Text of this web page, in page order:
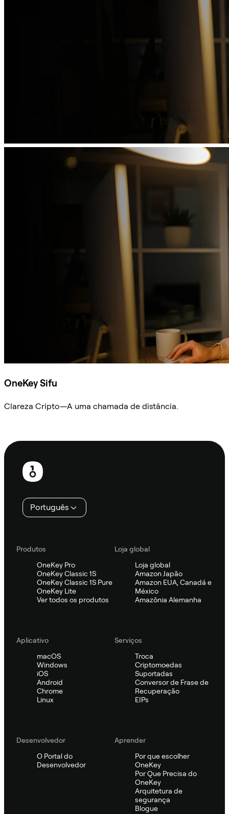
OneKey Sifu
Clareza Cripto—A uma chamada de distância.
Rodapé
Português
Produtos
OneKey Pro
OneKey Classic 1S
OneKey Classic 1S Pure
OneKey Lite
Ver todos os produtos
Loja global
Loja global
Amazon Japão
Amazon EUA, Canadá e
México
Amazônia Alemanha
Aplicativo
macOS
Windows
iOS
Android
Chrome
Linux
Serviços
Troca
Criptomoedas
Suportadas
Conversor de Frase de
Recuperação
EIPs
Desenvolvedor
O Portal do
Desenvolvedor
Aprender
Por que escolher
OneKey
Por Que Precisa do
OneKey
Arquitetura de
segurança
Blogue